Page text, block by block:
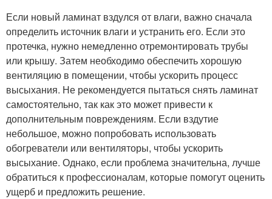
Если новый ламинат вздулся от влаги, важно сначала
определить источник влаги и устранить его. Если это
протечка, нужно немедленно отремонтировать трубы
или крышу. Затем необходимо обеспечить хорошую
вентиляцию в помещении, чтобы ускорить процесс
высыхания. Не рекомендуется пытаться снять ламинат
самостоятельно, так как это может привести к
дополнительным повреждениям. Если вздутие
небольшое, можно попробовать использовать
обогреватели или вентиляторы, чтобы ускорить
высыхание. Однако, если проблема значительна, лучше
обратиться к профессионалам, которые помогут оценить
ущерб и предложить решение.